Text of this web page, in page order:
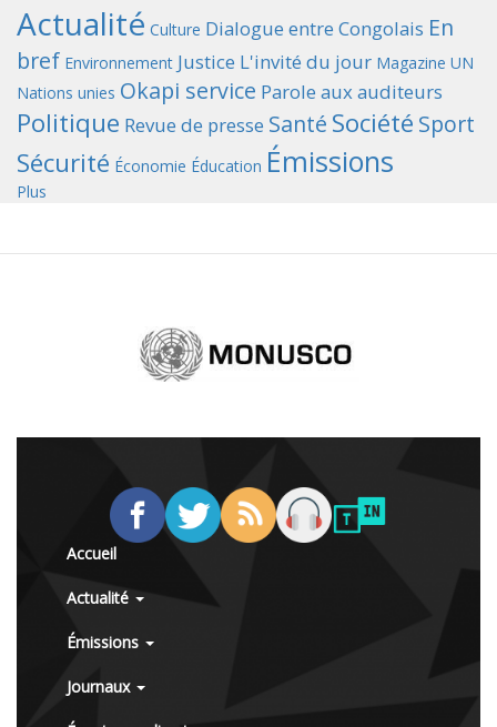
Actualité Culture Dialogue entre Congolais En
bref Environnement Justice L'invité du jour Magazine UN
Nations unies Okapi service Parole aux auditeurs
Politique Revue de presse Santé Société Sport
Sécurité Économie Éducation Émissions
Plus
Accueil
Actualité
Émissions
Journaux